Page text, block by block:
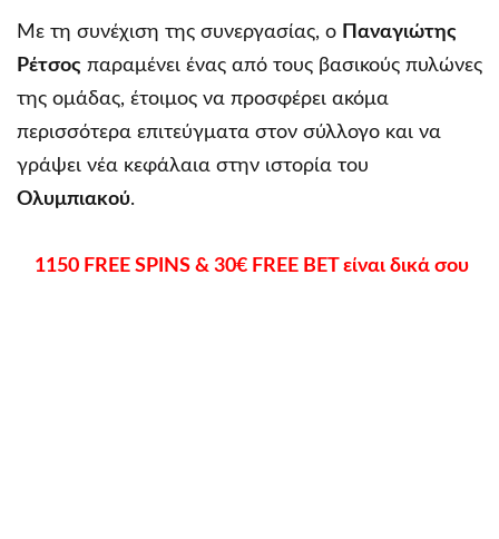
Με τη συνέχιση της συνεργασίας, ο
Παναγιώτης
Ρέτσος παραμένει ένας από τους βασικούς πυλώνες
της ομάδας, έτοιμος να προσφέρει ακόμα
περισσότερα επιτεύγματα στον σύλλογο και να
γράψει νέα κεφάλαια στην ιστορία του
Ολυμπιακού.
1150 FREE SPINS & 30€ FREE BET είναι δικά σου